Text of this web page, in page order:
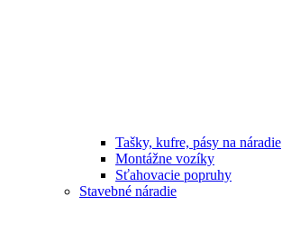
Tašky, kufre, pásy na náradie
Montážne vozíky
Sťahovacie popruhy
Stavebné náradie